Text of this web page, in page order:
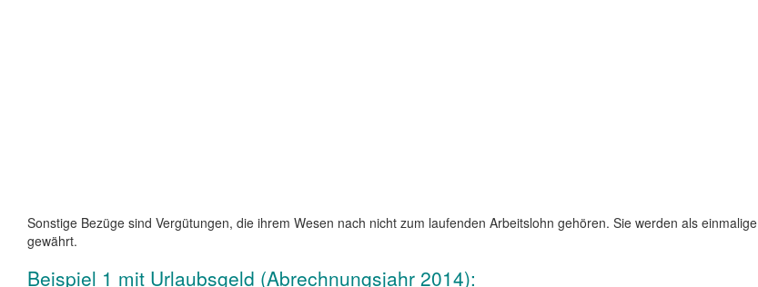
Sonstige Bezüge sind Vergütungen, die ihrem Wesen nach nicht zum laufenden Arbeitslohn gehören. Sie werden als
gewährt.
Beispiel 1 mit Urlaubsgeld (Abrechnungsjahr 2014):